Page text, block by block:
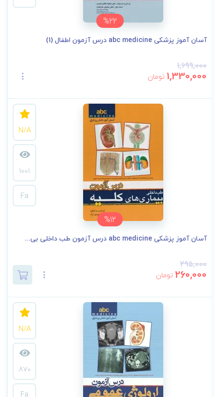
%22
آسان آموز پزشکی abc medicine درس آزمون اطفال (1)
1,699,000
1,330,000 تومان
%12
N/A
1001
Fa
آسان آموز پزشکی abc medicine درس آزمون طب داخلی بی...
295,000
260,000 تومان
N/A
870
Fa